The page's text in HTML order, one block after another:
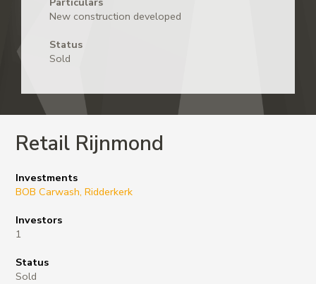
New construction developed
Status
Sold
Retail Rijnmond
Investments
BOB Carwash, Ridderkerk
Investors​
1
Status
Sold